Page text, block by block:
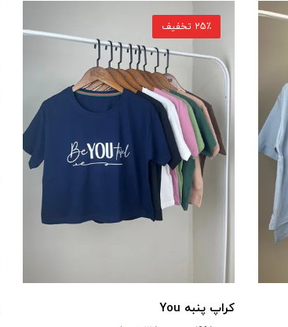
کراپ پنبه You
25٪ تخفیف